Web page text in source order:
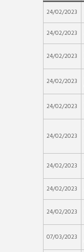
24/02/2023
24/02/2023
24/02/2023
24/02/2023
24/02/2023
24/02/2023
24/02/2023
24/02/2023
24/02/2023
07/03/2023